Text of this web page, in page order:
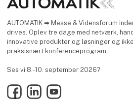
AUTOMATIK ➡ Messe & Vidensforum
drives. Oplev tre dage med netværk,
innovative produkter og løsninger og
praksisnært konferenceprogram.
Ses vi 8.-10. september 2026?
FacebookLinkedInYouTube